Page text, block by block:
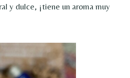
y dulce, ¡tiene un aroma muy